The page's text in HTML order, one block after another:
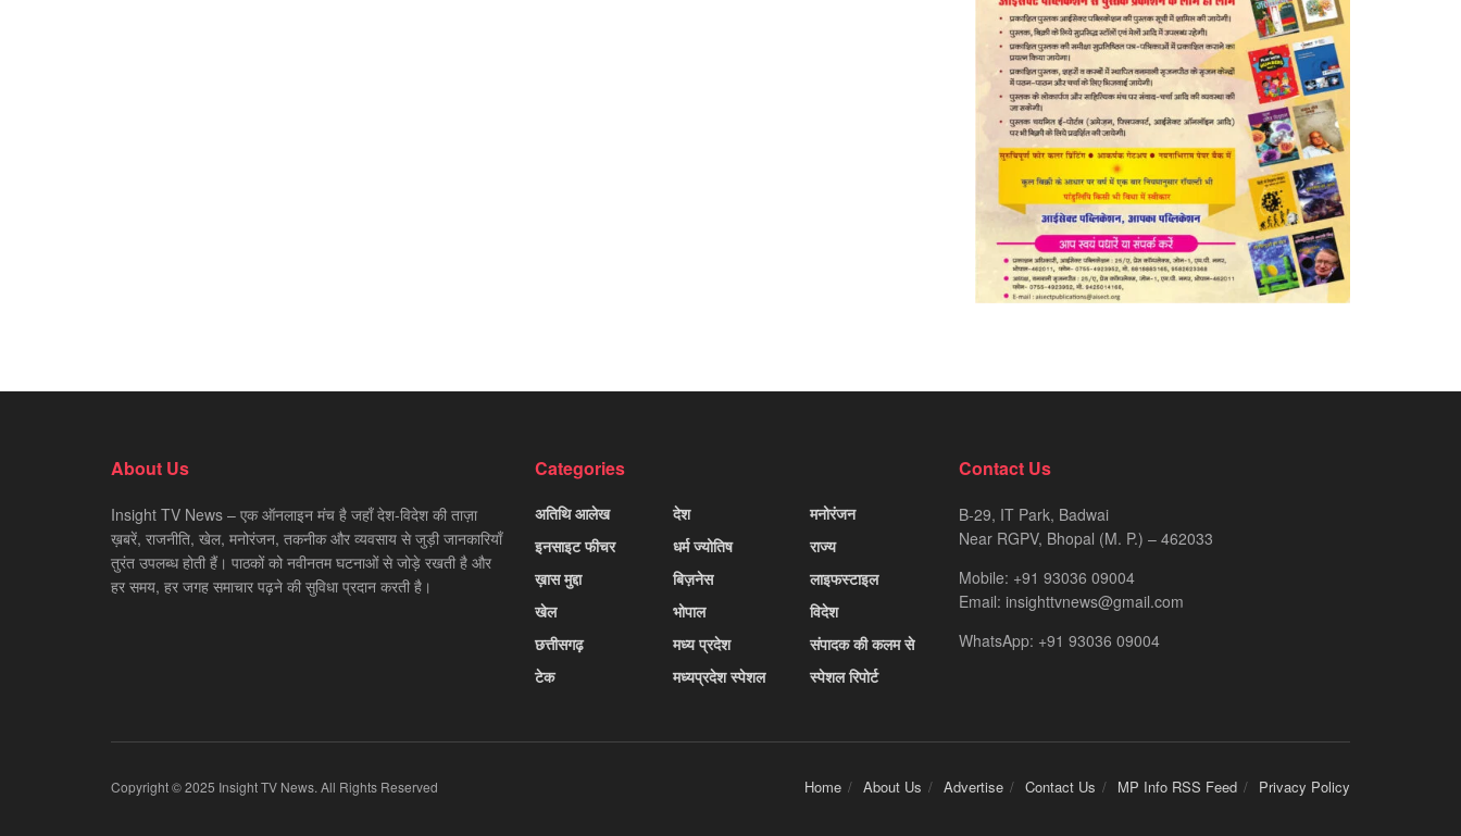
About Us
Insight TV News – एक ऑनलाइन मंच है जहाँ देश-विदेश की ताज़ा
ख़बरें, राजनीति, खेल, मनोरंजन, तकनीक और व्यवसाय से जुड़ी जानकारियाँ
तुरंत उपलब्ध होती हैं। पाठकों को नवीनतम घटनाओं से जोड़े रखती है और
हर समय, हर जगह समाचार पढ़ने की सुविधा प्रदान करती है।
Categories
अतिथि आलेख
इनसाइट फीचर
ख़ास मुद्दा
खेल
छत्तीसगढ़
टेक
देश
धर्म ज्योतिष
बिज़नेस
भोपाल
मध्य प्रदेश
मध्यप्रदेश स्पेशल
मनोरंजन
राज्य
लाइफस्टाइल
विदेश
संपादक की कलम से
स्पेशल रिपोर्ट
Contact Us
B-29, IT Park, Badwai
Near RGPV, Bhopal (M. P.) – 462033
Mobile: +91 93036 09004
Email: insighttvnews@gmail.com
WhatsApp: +91 93036 09004
Home About Us Advertise Contact Us MP Info RSS Feed Privacy Policy
Copyright © 2025 Insight TV News. All Rights Reserved